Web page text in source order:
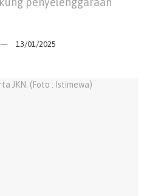
13/01/2025